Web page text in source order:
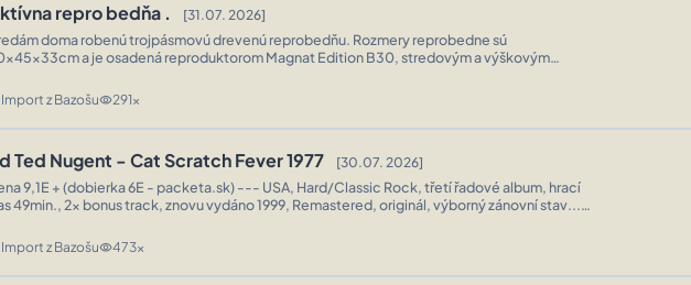
repro bedňa . [31.07. 2026]
doma robenú trojpásmovú drevenú reprobedňu. Rozmery reprobedne sú
a je osadená reproduktorom Magnat Edition B30, stredovým a výškovým
a ...
Import z Bazošuvisibility291x
Ted Nugent - Cat Scratch Fever 1977 [30.07. 2026]
9,1E + (dobierka 6E - packeta.sk) --- USA, Hard/Classic Rock, třetí řadové album, hrací
49min., 2x bonus track, znovu vydáno 1999, Remastered, originál, výborný zánovní stav...
Import z Bazošuvisibility473x